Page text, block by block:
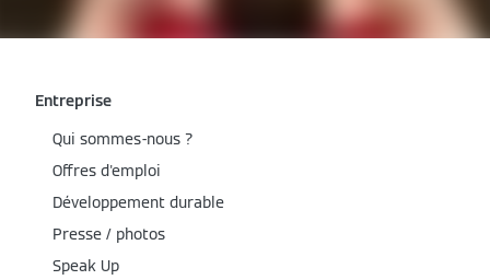
Entreprise
Qui sommes-nous ?
Offres d'emploi
Développement durable
Presse / photos
Speak Up